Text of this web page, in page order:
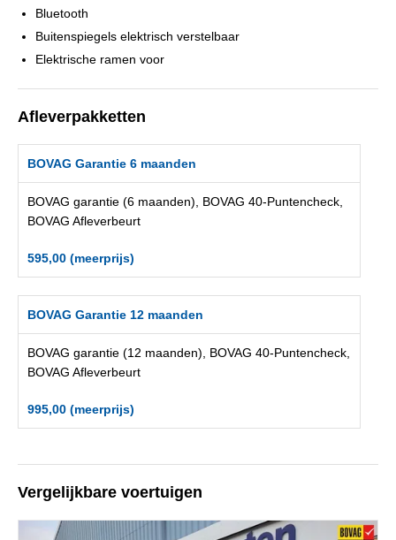
Bluetooth
Buitenspiegels elektrisch verstelbaar
Elektrische ramen voor
Afleverpakketten
BOVAG Garantie 6 maanden
BOVAG garantie (6 maanden), BOVAG 40-Puntencheck,
BOVAG Afleverbeurt
595,00 (meerprijs)
BOVAG Garantie 12 maanden
BOVAG garantie (12 maanden), BOVAG 40-Puntencheck,
BOVAG Afleverbeurt
995,00 (meerprijs)
Vergelijkbare voertuigen